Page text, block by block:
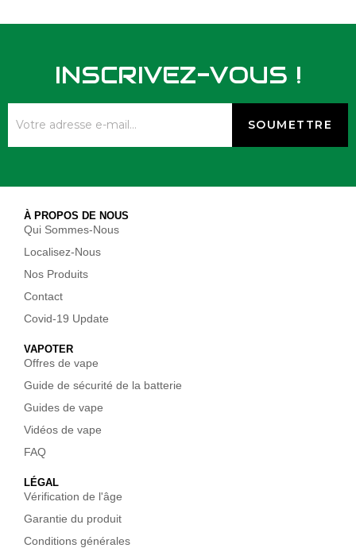
INSCRIVEZ-VOUS !
À PROPOS DE NOUS
Qui Sommes-Nous
Localisez-Nous
Nos Produits
Contact
Covid-19 Update
VAPOTER
Offres de vape
Guide de sécurité de la batterie
Guides de vape
Vidéos de vape
FAQ
LÉGAL
Vérification de l'âge
Garantie du produit
Conditions générales